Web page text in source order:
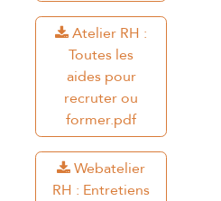
Atelier RH :
Toutes les
aides pour
recruter ou
former.pdf
Webatelier
RH : Entretiens